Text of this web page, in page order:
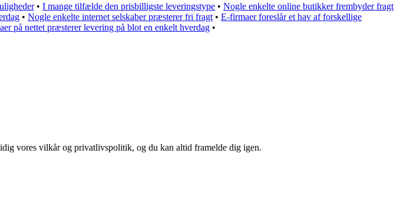
• I mange tilfælde den prisbilligste leveringstype • Nogle enkelte online butikker frembyder fragt
• Nogle enkelte internet selskaber præsterer fri fragt • E-firmaer foreslår et hav af forskellige
på nettet præsterer levering på blot en enkelt hverdag •
vores vilkår og privatlivspolitik, og du kan altid framelde dig igen.